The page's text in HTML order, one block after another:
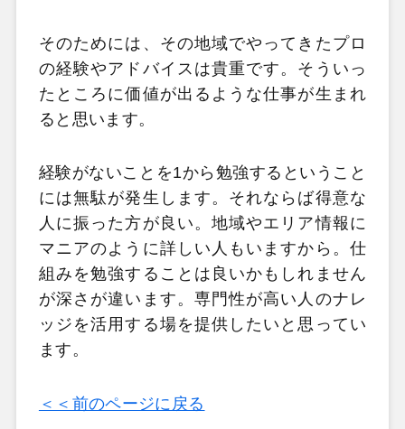
そのためには、その地域でやってきたプロ
の経験やアドバイスは貴重です。そういっ
たところに価値が出るような仕事が生まれ
ると思います。
経験がないことを1から勉強するということ
には無駄が発生します。それならば得意な
人に振った方が良い。地域やエリア情報に
マニアのように詳しい人もいますから。仕
組みを勉強することは良いかもしれません
が深さが違います。専門性が高い人のナレ
ッジを活用する場を提供したいと思ってい
ます。
＜＜前のページに戻る